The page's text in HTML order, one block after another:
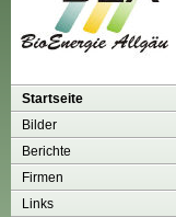
Startseite
Bilder
Berichte
Firmen
Links